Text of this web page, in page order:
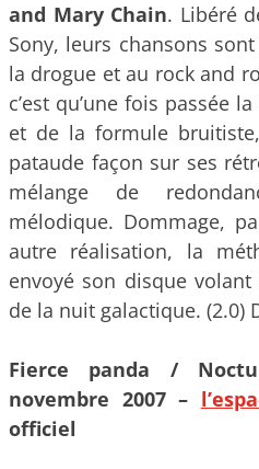
and Mary Chain. Libéré
Sony, leurs chansons
la drogue et au rock and
c’est qu’une fois passée
et de la formule
pataude façon sur ses
mélange de
mélodique. Dommage,
autre réalisation, la
envoyé son disque
de la nuit galactique. (2.0)
Fierce panda /
novembre 2007 –
officiel